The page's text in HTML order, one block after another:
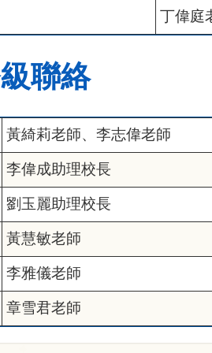
丁偉庭
聯絡
黃綺莉老師、李志偉老師
李偉成助理校長
劉玉麗助理校長
黃慧敏老師
李雅儀老師
章雪君老師